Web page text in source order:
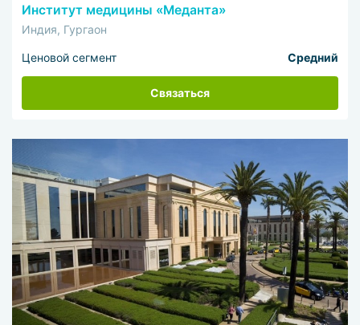
Институт медицины «Меданта»
Индия, Гургаон
Ценовой сегмент Средний
Связаться